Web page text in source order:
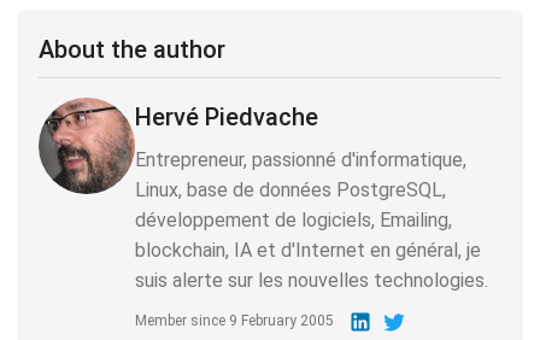
About the author
Hervé Piedvache
Entrepreneur, passionné d'informatique,
Linux, base de données PostgreSQL,
développement de logiciels, Emailing,
blockchain, IA et d'Internet en général, je
suis alerte sur les nouvelles technologies.
Member since 9 February 2005